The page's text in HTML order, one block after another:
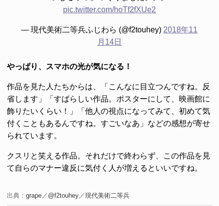
pic.twitter.com/hoTf2fXUe2
— 現代美術二等兵ふじわら (@f2touhey) 2018年11
月14日
やっぱり、スマホの光が気になる！
作品を見た人たちからは、「こんなに目立つんですね。反
省します」「すばらしい作品。ポスターにして、映画館に
飾りたいくらい！」「他人の視点になってみて、初めて気
付くこともあるんですね。すごいなあ」などの感想が寄せ
られています。
クスリと笑える作品。それだけで終わらず、この作品を見
て自らのマナー違反に気付く人が増えるといいですね。
出典： grape ／ @f2touhey ／現代美術二等兵